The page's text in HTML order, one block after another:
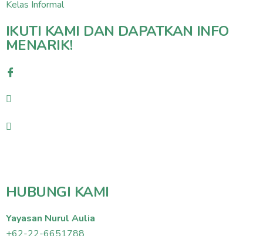
Kelas Informal
IKUTI KAMI DAN DAPATKAN INFO
MENARIK!
HUBUNGI KAMI
Yayasan Nurul Aulia